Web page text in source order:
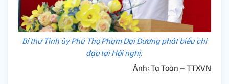
Bí thư Tỉnh ủy Phú Thọ Phạm Đại Dương phát biểu chỉ
đạo tại Hội nghị.
Ảnh: Tạ Toàn – TTXVN